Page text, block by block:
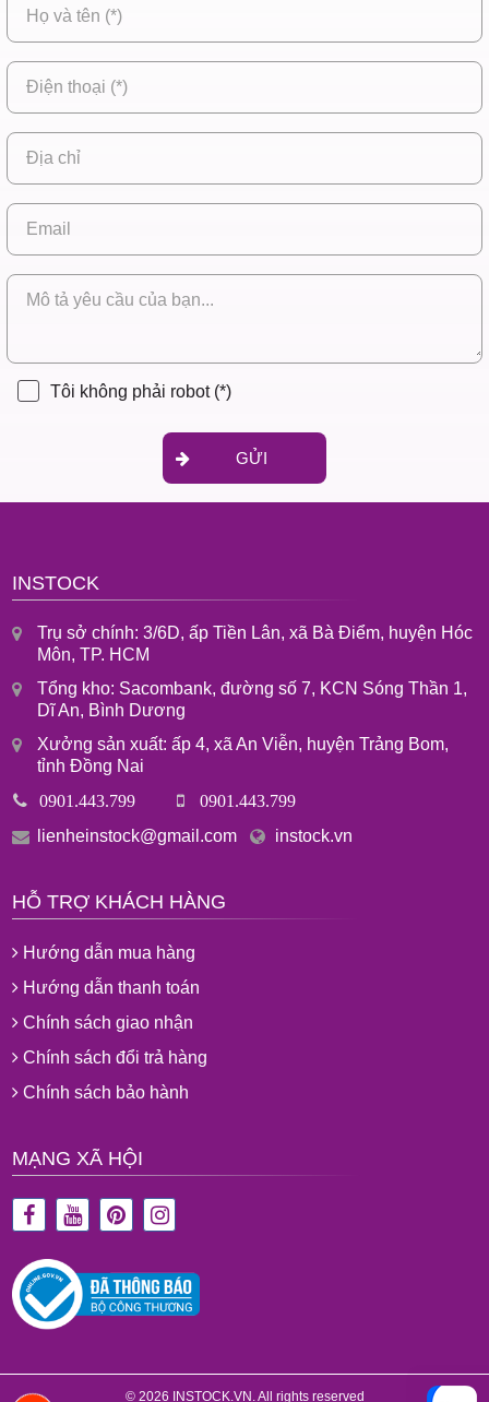
GỬI
Tôi không phải robot (*)
INSTOCK
Trụ sở chính: 3/6D, ấp Tiền Lân, xã Bà Điểm, huyện Hóc
Môn, TP. HCM
Tổng kho: Sacombank, đường số 7, KCN Sóng Thần 1,
Dĩ An, Bình Dương
Xưởng sản xuất: ấp 4, xã An Viễn, huyện Trảng Bom,
tỉnh Đồng Nai
0901.443.799 0901.443.799
lienheinstock@gmail.com instock.vn
HỖ TRỢ KHÁCH HÀNG
Hướng dẫn mua hàng
Hướng dẫn thanh toán
Chính sách giao nhận
Chính sách đổi trả hàng
Chính sách bảo hành
MẠNG XÃ HỘI
© 2026 INSTOCK.VN. All rights reserved